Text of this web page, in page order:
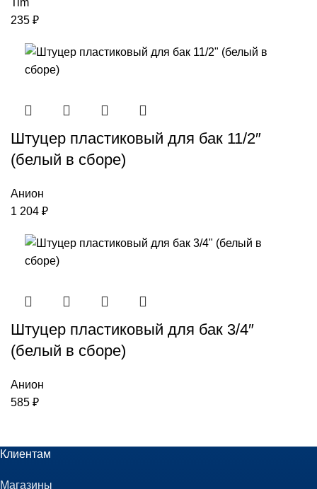
Tim
235 ₽
Штуцер пластиковый для бак 11/2″
(белый в сборе)
Анион
1 204 ₽
Штуцер пластиковый для бак 3/4″
(белый в сборе)
Анион
585 ₽
Клиентам
Магазины